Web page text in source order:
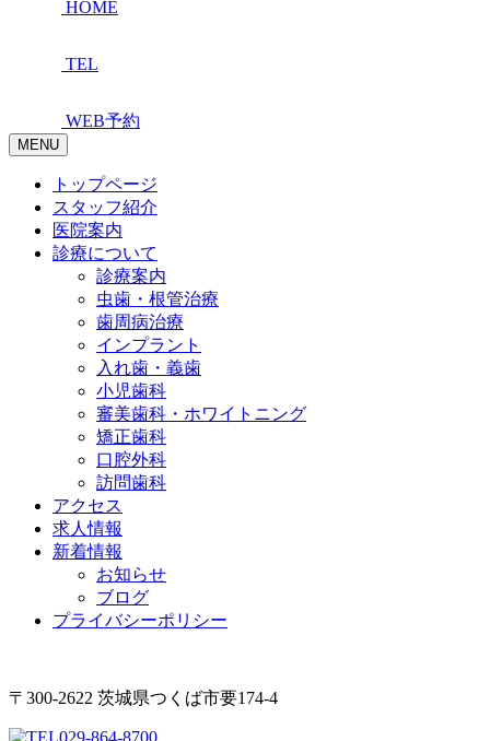
HOME
TEL
WEB予約
MENU
トップページ
スタッフ紹介
医院案内
診療について
診療案内
虫歯・根管治療
歯周病治療
インプラント
入れ歯・義歯
小児歯科
審美歯科・ホワイトニング
矯正歯科
口腔外科
訪問歯科
アクセス
求人情報
新着情報
お知らせ
ブログ
プライバシーポリシー
〒300-2622 茨城県つくば市要174-4
029-864-8700